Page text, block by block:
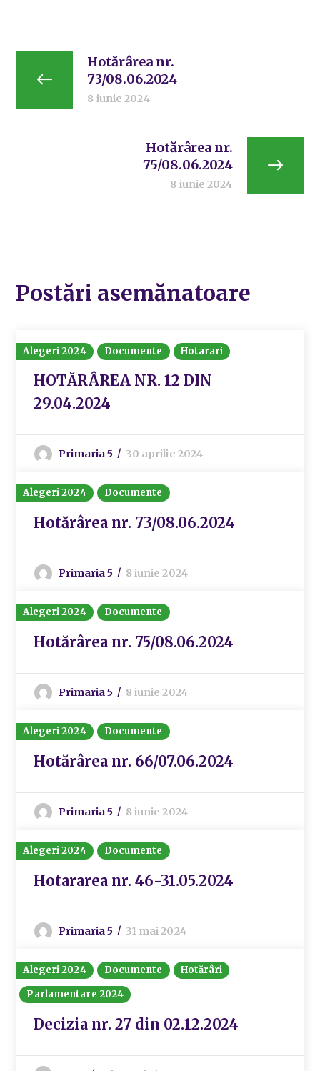
Hotărârea nr.
73/08.06.2024
8 iunie 2024
Hotărârea nr.
75/08.06.2024
8 iunie 2024
Postări asemănatoare
Alegeri 2024 Documente Hotarari
HOTĂRÂREA NR. 12 DIN
29.04.2024
Primaria 5 30 aprilie 2024
Alegeri 2024 Documente
Hotărârea nr. 73/08.06.2024
Primaria 5 8 iunie 2024
Alegeri 2024 Documente
Hotărârea nr. 75/08.06.2024
Primaria 5 8 iunie 2024
Alegeri 2024 Documente
Hotărârea nr. 66/07.06.2024
Primaria 5 8 iunie 2024
Alegeri 2024 Documente
Hotararea nr. 46-31.05.2024
Primaria 5 31 mai 2024
Alegeri 2024 Documente
Hotărâri
Parlamentare 2024
Decizia nr. 27 din 02.12.2024